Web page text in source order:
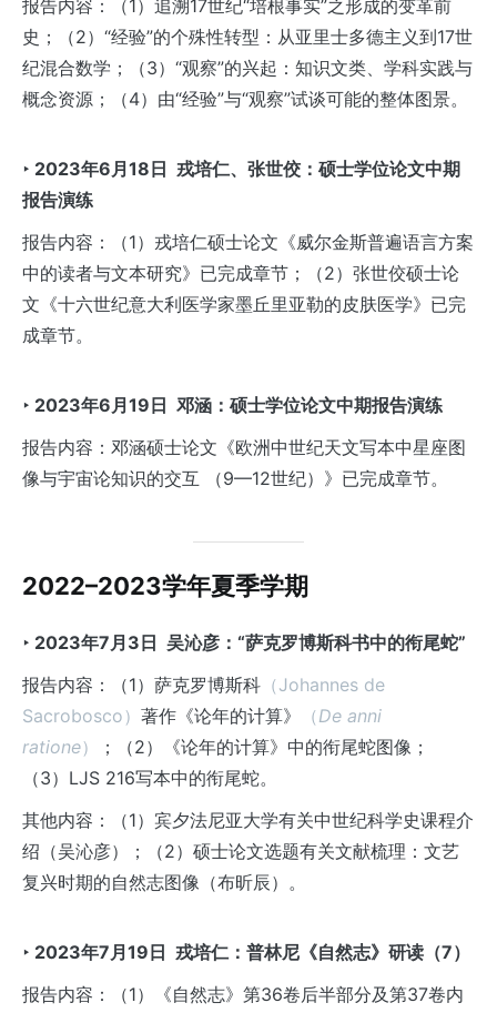
报告内容：（1）追溯17世纪“培根事实”之形成的变革前
史；（2）“经验”的个殊性转型：从亚里士多德主义到17世
纪混合数学；（3）“观察”的兴起：知识文类、学科实践与
概念资源；（4）由“经验”与“观察”试谈可能的整体图景。
‣ 2023年6月18日 戎培仁、张世佼： 硕士学位论文中期
报告演练
报告内容：（1）戎培仁硕士论文《威尔金斯普遍语言方案
中的读者与文本研究》已完成章节；（2）张世佼硕士论
文《十六世纪意大利医学家墨丘里亚勒的皮肤医学》已完
成章节。
‣ 2023年6月19 日 邓涵：硕士学位论文中期报告演练
报告内容：邓涵硕士论文《欧洲中世纪天文写本中星座图
像与宇宙论知识的交互 （9—12世纪）》已完成章节。
2022–2023学年夏季学期
‣ 2023年7月3 日 吴沁彦：“萨克罗博斯科书中的衔尾蛇”
报告内容：（1）萨克罗博斯科 （Johannes de
Sacrobosco） 著作《论年的计算》 （De anni
ratione）
；（2）《论年的计算》中的衔尾蛇图像；
（3）LJS 216写本中的衔尾蛇。
其他内容：（1）宾夕法尼亚大学有关中世纪科学史课程介
绍（吴沁彦）；（2）硕士论文选题有关文献梳理：文艺
复兴时期的自然志图像（布昕辰）。
‣ 2023年7月19 日 戎培仁：普林尼《自然志》研读（7）
报告内容：（1）《自然志》第36卷后半部分及第37卷内